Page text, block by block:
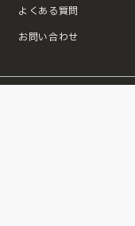
よくある質問
お問い合わせ